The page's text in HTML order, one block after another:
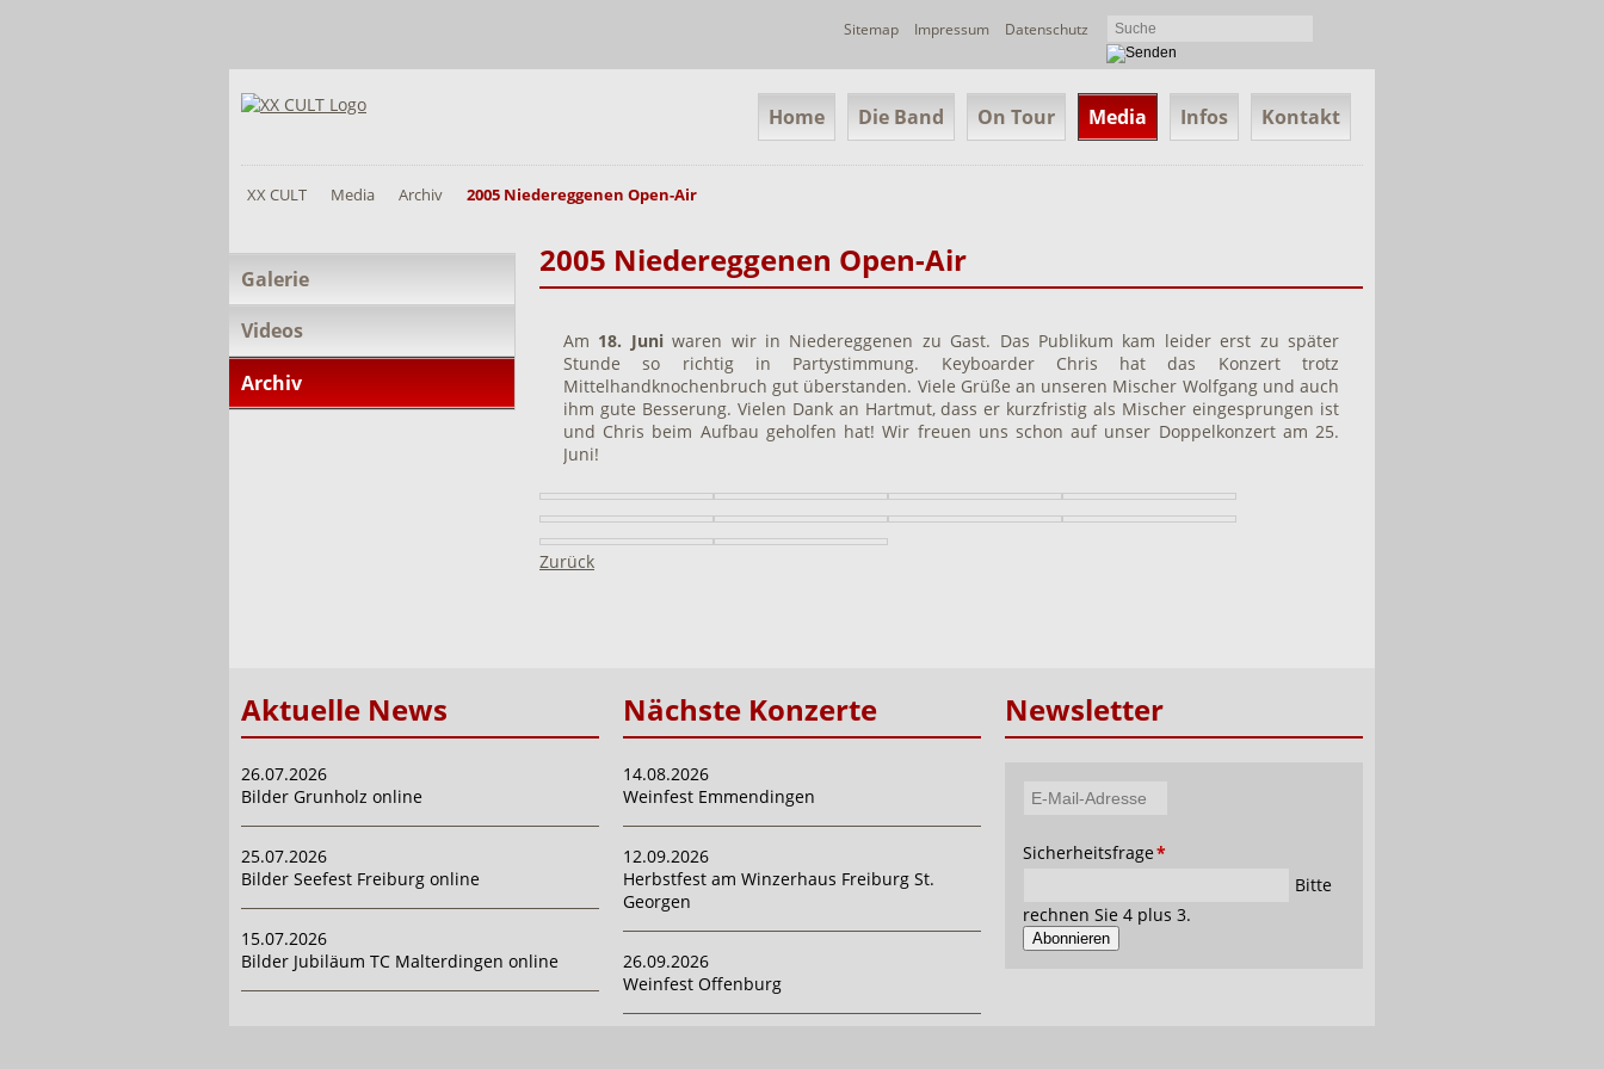
Navigation
Sitemap Impressum Datenschutz
überspringen
Home Die Band On Tour Media Infos Kontakt
XX CULT Media Archiv 2005 Niedereggenen Open-Air
2005 Niedereggenen Open-Air
Am 18. Juniwaren wir in Niedereggenen zu Gast. Das Publikum kam leider erst zu später
Stunde so richtig in Partystimmung. Keyboarder Chris hat das Konzert trotz
Mittelhandknochenbruch gut überstanden. Viele Grüße an unseren Mischer Wolfgang und auch
ihm gute Besserung. Vielen Dank an Hartmut, dass er kurzfristig als Mischer eingesprungen ist
und Chris beim Aufbau geholfen hat! Wir freuen uns schon auf unser Doppelkonzert am 25.
Juni!
Zurück
Navigation
überspringen
Galerie
Videos
Archiv
Aktuelle News
26.07.2026
Bilder Grunholz online
25.07.2026
Bilder Seefest Freiburg online
15.07.2026
Bilder Jubiläum TC Malterdingen online
Nächste Konzerte
14.08.2026
Weinfest Emmendingen
12.09.2026
Herbstfest am Winzerhaus Freiburg St.
Georgen
26.09.2026
Weinfest Offenburg
Newsletter
Adresse
Pflichtfeld
Sicherheitsfrage*
Bitte
rechnen Sie 4 plus 3.
Abonnieren